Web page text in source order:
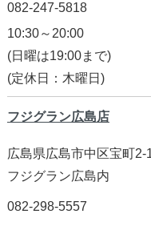
082-247-5818
10:30～20:00
(日曜は19:00まで)
(定休日：木曜日)
フジグラン広島店
広島県広島市中区宝町2-
フジグラン広島内
082-298-5557